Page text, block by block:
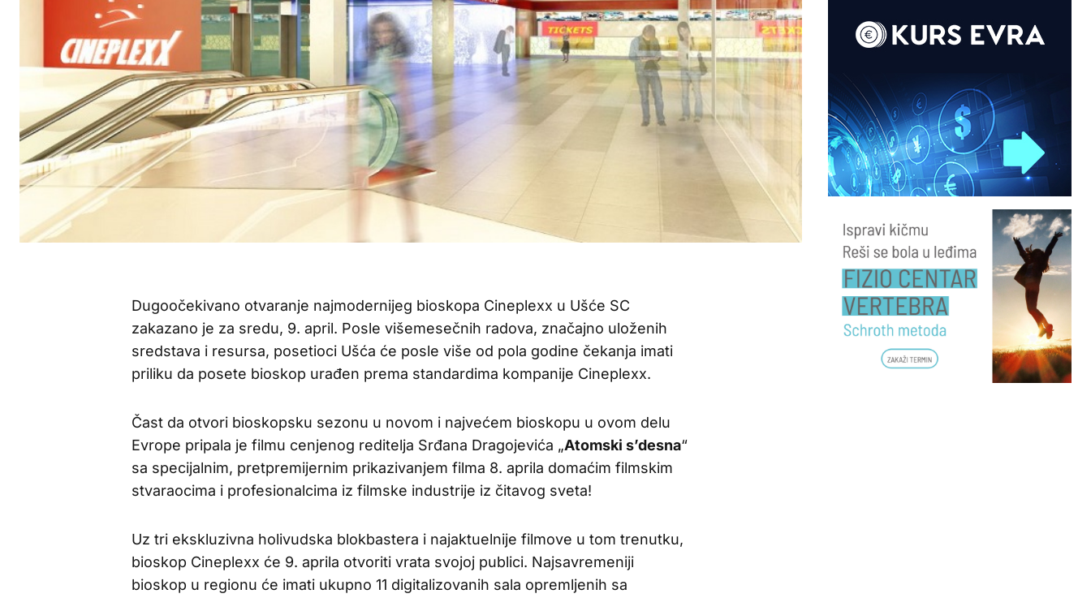
Dugoočekivano otvaranje najmodernijeg bioskopa Cineplexx u Ušće SC
zakazano je za sredu, 9. april. Posle višemesečnih radova, značajno uloženih
sredstava i resursa, posetioci Ušća će posle više od pola godine čekanja imati
priliku da posete bioskop urađen prema standardima kompanije Cineplexx.
Čast da otvori bioskopsku sezonu u novom i najvećem bioskopu u ovom delu
Evrope pripala je filmu cenjenog reditelja Srđana Dragojevića „Atomski s’desna“
sa specijalnim, pretpremijernim prikazivanjem filma 8. aprila domaćim filmskim
stvaraocima i profesionalcima iz filmske industrije iz čitavog sveta!
Uz tri ekskluzivna holivudska blokbastera i najaktuelnije filmove u tom trenutku,
bioskop Cineplexx će 9. aprila otvoriti vrata svojoj publici. Najsavremeniji
bioskop u regionu će imati ukupno 11 digitalizovanih sala opremljenih sa